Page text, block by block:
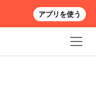
アプリを使う